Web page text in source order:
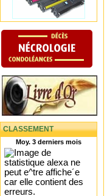
CLASSEMENT
Moy. 3 derniers mois